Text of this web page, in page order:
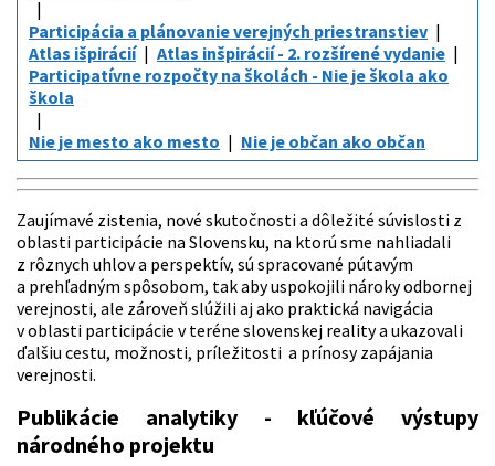
Participácia a plánovanie verejných priestranstiev
Atlas išpirácií
Atlas inšpirácií - 2. rozšírené vydanie
Participatívne rozpočty na školách - Nie je škola ako
škola
Nie je mesto ako mesto
Nie je občan ako občan
Zaujímavé zistenia, nové skutočnosti a dôležité súvislosti z
oblasti participácie na Slovensku, na ktorú sme nahliadali
z rôznych uhlov a perspektív, sú spracované pútavým
a prehľadným spôsobom, tak aby uspokojili nároky odbornej
verejnosti, ale zároveň slúžili aj ako praktická navigácia
v oblasti participácie v teréne slovenskej reality a ukazovali
ďalšiu cestu, možnosti, príležitosti a prínosy zapájania
verejnosti.
Publikácie analytiky - kľúčové výstupy
národného projektu